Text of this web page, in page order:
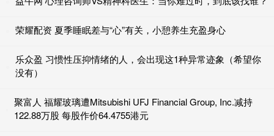
荣耀配资 夏季睡眠差与“心”有关，小憩养生充盈身心
乐众盈 习惯性压抑情绪的人，会出现这1种异常迹象（希望你
没有）
聚富人 福耀玻璃遭Mitsubishi UFJ Financial Group, Inc.减持
122.88万股 每股作价64.4755港元